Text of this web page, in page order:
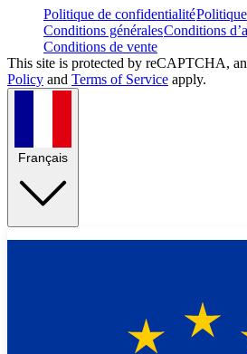
Politique de confidentialité
Conditions généralesConditions
Conditions de vente
This site is protected by reCAPTCHA,
Policy and Terms of Service apply.
Français